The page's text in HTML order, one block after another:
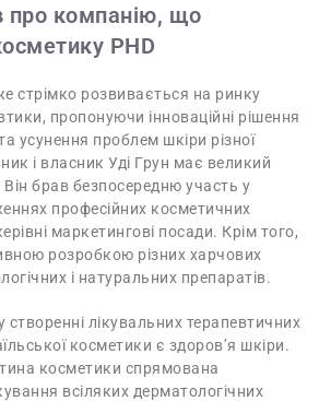
про компанію, що
PHD
стрімко розвивається на ринку
пропонуючи інноваційні рішення
усунення проблем шкіри різної
і власник Уді Грун має великий
Він брав безпосередню участь у
професійних косметичних
маркетингові посади. Крім того,
розробкою різних харчових
і натуральних препаратів.
лікувальних терапевтичних
косметики є здоров’я шкіри.
косметики спрямована
всіляких дерматологічних